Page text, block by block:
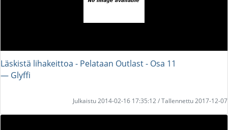
Läskistä lihakeittoa - Pelataan Outlast - Osa 11
― Glyffi
Julkaistu 2014-02-16 17:35:12 / Tallennettu 2017-12-07